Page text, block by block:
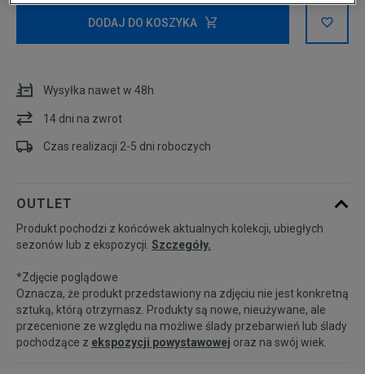
XS
M
dostępności
XL
Powiadom o
DODAJ DO KOSZYKA
Wysyłka nawet w 48h
14 dni na zwrot
Czas realizacji 2-5 dni roboczych
OUTLET
Produkt pochodzi z końcówek aktualnych kolekcji, ubiegłych
sezonów lub z ekspozycji. Szczegóły.
*Zdjęcie poglądowe
Oznacza, że produkt przedstawiony na zdjęciu nie jest konkretną
sztuką, którą otrzymasz. Produkty są nowe, nieużywane, ale
przecenione ze względu na możliwe ślady przebarwień lub ślady
pochodzące z ekspozycji powystawowej oraz na swój wiek.